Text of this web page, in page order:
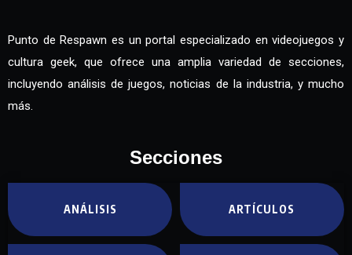
Punto de Respawn es un portal especializado en videojuegos y
cultura geek, que ofrece una amplia variedad de secciones,
incluyendo análisis de juegos, noticias de la industria, y mucho
más.
Secciones
ANÁLISIS ARTÍCULOS